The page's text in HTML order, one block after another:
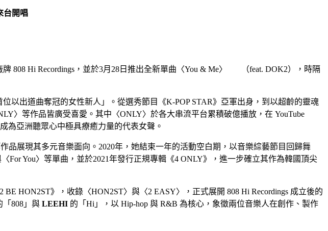
台開唱
808 Hi Recordings，並於3月28日推出全新單曲〈You & Me〉 （feat. DOK2），時隔
以出道曲奪冠的女性新人」。從選秀節目《K-POP STAR》亞軍出身，到以超齡的靈魂
〉等作品皆廣受喜愛。其中〈ONLY〉於各大串流平台累積破億播放，在 YouTube
為亞洲聽眾心中極具療癒力量的代表女聲。
品展現其多元音樂面向。2020年，她結束一年的活動空白期，以音樂綜藝節目回歸舞
You〉等單曲，並於2021年發行正規專輯《4 ONLY》，進一步確立其作為韓國頂尖
HON2ST》，收錄〈HON2ST〉與〈2 EASY〉，正式展開 808 Hi Recordings 成立後的
808」與 LEEHI 的「Hi」，以 Hip-hop 與 R&B 為核心，象徵兩位音樂人在創作、製作